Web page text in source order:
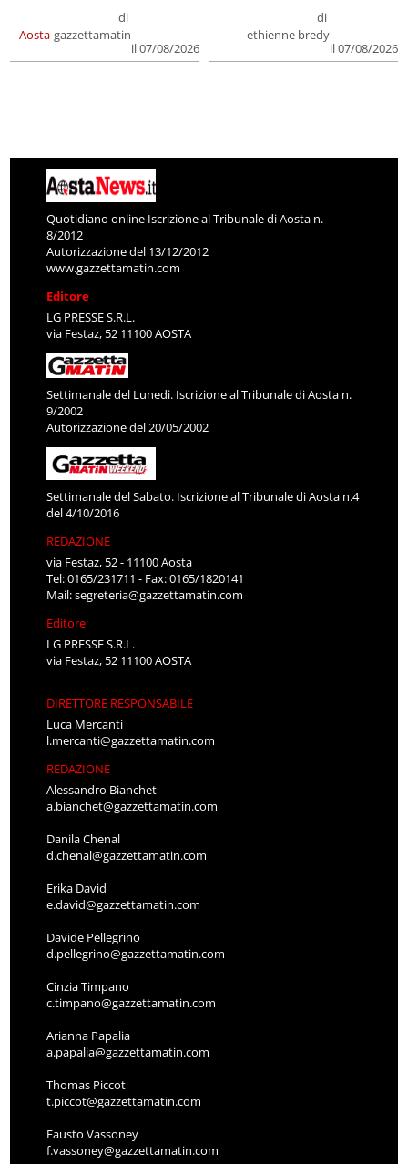
Aosta
di
gazzettamatin
il 07/08/2026
di
ethienne bredy
il 07/08/2026
Quotidiano online Iscrizione al Tribunale di Aosta n.
8/2012
Autorizzazione del 13/12/2012
www.gazzettamatin.com
Editore
LG PRESSE S.R.L.
via Festaz, 52 11100 AOSTA
Settimanale del Lunedì. Iscrizione al Tribunale di Aosta n.
9/2002
Autorizzazione del 20/05/2002
Settimanale del Sabato. Iscrizione al Tribunale di Aosta n.4
del 4/10/2016
REDAZIONE
via Festaz, 52 - 11100 Aosta
Tel: 0165/231711 - Fax: 0165/1820141
Mail:segreteria@gazzettamatin.com
Editore
LG PRESSE S.R.L.
via Festaz, 52 11100 AOSTA
DIRETTORE RESPONSABILE
Luca Mercanti
l.mercanti@gazzettamatin.com
REDAZIONE
Alessandro Bianchet
a.bianchet@gazzettamatin.com
Danila Chenal
d.chenal@gazzettamatin.com
Erika David
e.david@gazzettamatin.com
Davide Pellegrino
d.pellegrino@gazzettamatin.com
Cinzia Timpano
c.timpano@gazzettamatin.com
Arianna Papalia
a.papalia@gazzettamatin.com
Thomas Piccot
t.piccot@gazzettamatin.com
Fausto Vassoney
f.vassoney@gazzettamatin.com